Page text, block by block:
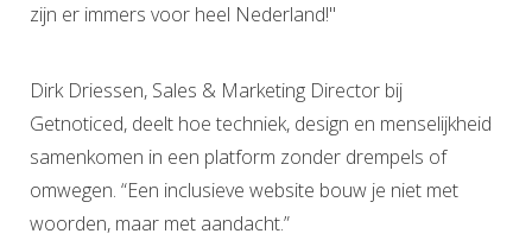
zijn er immers voor heel Nederland!"
Dirk Driessen, Sales & Marketing Director bij
Getnoticed, deelt hoe techniek, design en menselijkheid
samenkomen in een platform zonder drempels of
omwegen. “Een inclusieve website bouw je niet met
woorden, maar met aandacht.”